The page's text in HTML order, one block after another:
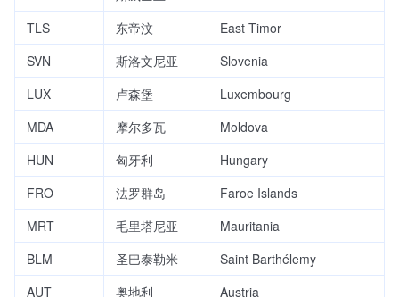
TLS
东帝汶
East Timor
SVN
斯洛文尼亚
Slovenia
LUX
卢森堡
Luxembourg
MDA
摩尔多瓦
Moldova
HUN
匈牙利
Hungary
FRO
法罗群岛
Faroe Islands
MRT
毛里塔尼亚
Mauritania
BLM
圣巴泰勒米
Saint Barthélemy
AUT
奥地利
Austria